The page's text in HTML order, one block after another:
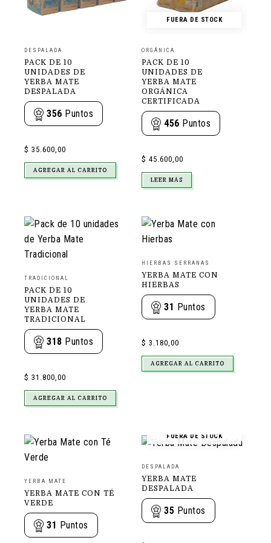
DESPALADA
PACK DE 10
UNIDADES DE
YERBA MATE
DESPALADA
356 Puntos
$ 35.600,00
AGREGAR AL CARRITO
FUERA DE STOCK
ORGÁNICA
PACK DE 10
UNIDADES DE
YERBA MATE
ORGÁNICA
CERTIFICADA
456 Puntos
$ 45.600,00
LEER MÁS
TRADICIONAL
PACK DE 10
UNIDADES DE
YERBA MATE
TRADICIONAL
318 Puntos
$ 31.800,00
AGREGAR AL CARRITO
HIERBAS SERRANAS
YERBA MATE CON
HIERBAS
31 Puntos
$ 3.180,00
AGREGAR AL CARRITO
YERBA MATE
YERBA MATE CON TÉ
VERDE
31 Puntos
FUERA DE STOCK
DESPALADA
YERBA MATE
DESPALADA
35 Puntos